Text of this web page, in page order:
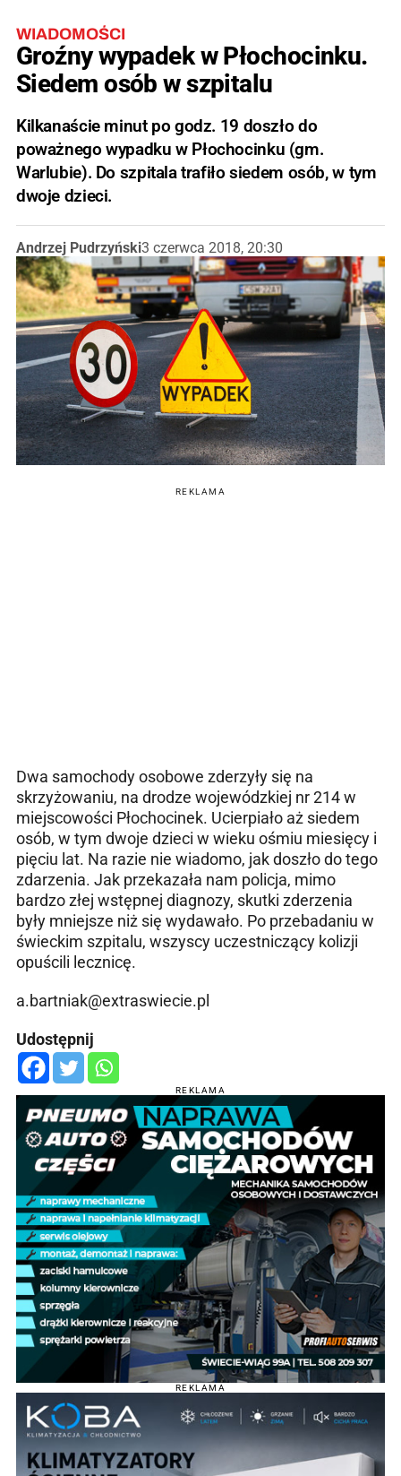
WIADOMOŚCI
Groźny wypadek w Płochocinku.
Siedem osób w szpitalu
Kilkanaście minut po godz. 19 doszło do
poważnego wypadku w Płochocinku (gm.
Warlubie). Do szpitala trafiło siedem osób, w tym
dwoje dzieci.
Andrzej Pudrzyński3 czerwca 2018, 20:30
REKLAMA
Dwa samochody osobowe zderzyły się na
skrzyżowaniu, na drodze wojewódzkiej nr 214 w
miejscowości Płochocinek. Ucierpiało aż siedem
osób, w tym dwoje dzieci w wieku ośmiu miesięcy i
pięciu lat. Na razie nie wiadomo, jak doszło do tego
zdarzenia. Jak przekazała nam policja, mimo
bardzo złej wstępnej diagnozy, skutki zderzenia
były mniejsze niż się wydawało. Po przebadaniu w
świeckim szpitalu, wszyscy uczestniczący kolizji
opuścili lecznicę.
a.bartniak@extraswiecie.pl
Udostępnij
REKLAMA
REKLAMA